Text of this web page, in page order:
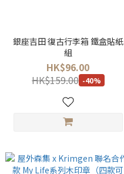
銀座吉田 復古行李箱 鐵盒貼紙
組
HK$96.00
HK$159.00 -40%